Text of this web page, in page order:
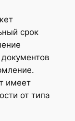
срок
имеет
от типа